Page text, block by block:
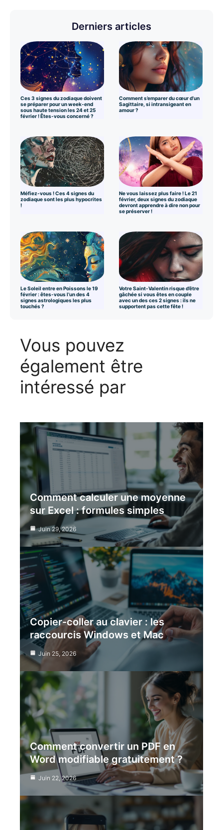
Derniers articles
Ces 3 signes du zodiaque doivent
se préparer pour un week-end
sous haute tension les 24 et 25
février ! Êtes-vous concerné ?
Comment s’emparer du cœur d’un
Sagittaire, si intransigeant en
amour ?
Méfiez-vous ! Ces 4 signes du
zodiaque sont les plus hypocrites
!
Ne vous laissez plus faire ! Le 21
février, deux signes du zodiaque
devront apprendre à dire non pour
se préserver !
Le Soleil entre en Poissons le 19
février : êtes-vous l’un des 4
signes astrologiques les plus
touchés ?
Votre Saint-Valentin risque d’être
gâchée si vous êtes en couple
avec un des ces 2 signes : ils ne
supportent pas cette fête !
Vous pouvez
également être
intéressé par
Comment calculer une moyenne
sur Excel : formules simples
Juin 29, 2026
Copier-coller au clavier : les
raccourcis Windows et Mac
Juin 25, 2026
Comment convertir un PDF en
Word modifiable gratuitement ?
Juin 22, 2026